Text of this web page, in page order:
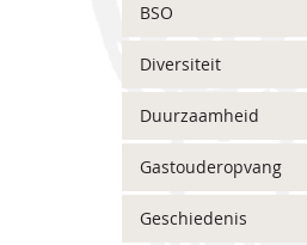
BSO
Diversiteit
Duurzaamheid
Gastouderopvang
Geschiedenis